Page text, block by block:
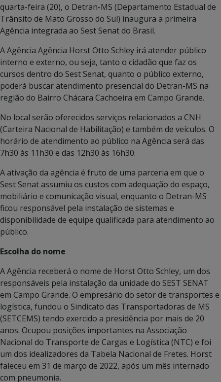
quarta-feira (20), o Detran-MS (Departamento Estadual de
Trânsito de Mato Grosso do Sul) inaugura a primeira
Agência integrada ao Sest Senat do Brasil.
A Agência Agência Horst Otto Schley irá atender público
interno e externo, ou seja, tanto o cidadão que faz os
cursos dentro do Sest Senat, quanto o público externo,
poderá buscar atendimento presencial do Detran-MS na
região do Bairro Chácara Cachoeira em Campo Grande.
No local serão oferecidos serviços relacionados a CNH
(Carteira Nacional de Habilitação) e também de veículos. O
horário de atendimento ao público na Agência será das
7h30 às 11h30 e das 12h30 às 16h30.
A ativação da agência é fruto de uma parceria em que o
Sest Senat assumiu os custos com adequação do espaço,
mobiliário e comunicação visual, enquanto o Detran-MS
ficou responsável pela instalação de sistemas e
disponibilidade de equipe qualificada para atendimento ao
público.
Escolha do nome
A Agência receberá o nome de Horst Otto Schley, um dos
responsáveis pela instalação da unidade do SEST SENAT
em Campo Grande. O empresário do setor de transportes e
logística, fundou o Sindicato das Transportadoras de MS
(SETCEMS) tendo exercido a presidência por mais de 20
anos. Ocupou posições importantes na Associação
Nacional do Transporte de Cargas e Logística (NTC) e foi
um dos idealizadores da Tabela Nacional de Fretes. Horst
faleceu em 31 de março de 2022, após um mês internado
com pneumonia.